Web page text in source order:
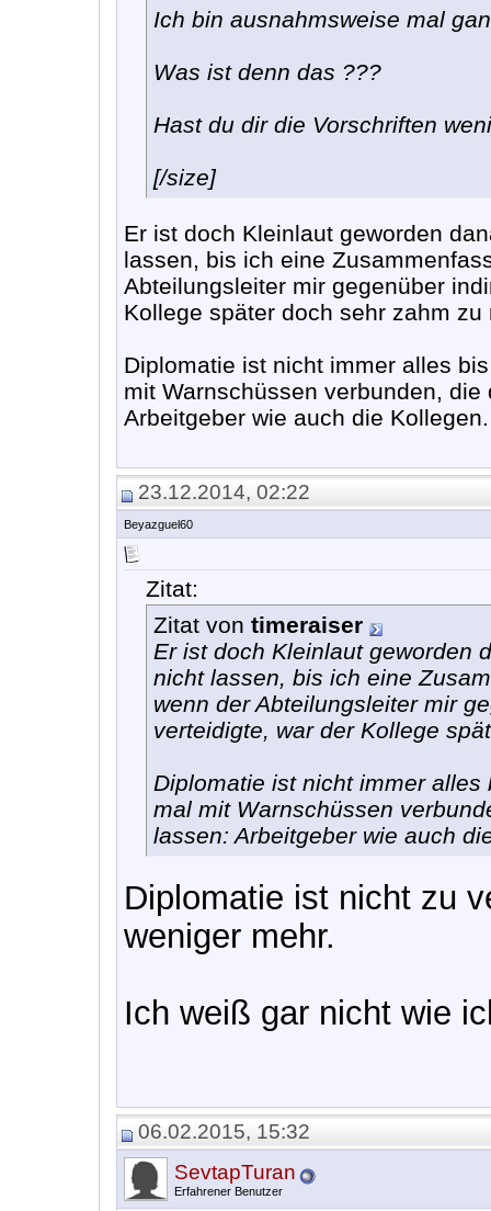
Ich bin ausnahmsweise mal
Was ist denn das ???
Hast du dir die Vorschriften
[/size]
Er ist doch Kleinlaut geworden
lassen, bis ich eine
Abteilungsleiter mir gegenüber
Kollege später doch sehr zahm
Diplomatie ist nicht immer alles
mit Warnschüssen verbunden,
Arbeitgeber wie auch die Kollegen.
23.12.2014, 02:22
Beyazguel60
Zitat:
Zitat von timeraiser
Er ist doch Kleinlaut geworden
nicht lassen, bis ich eine
wenn der Abteilungsleiter mir
verteidigte, war der Kollege
Diplomatie ist nicht immer
mal mit Warnschüssen
lassen: Arbeitgeber wie auch
Diplomatie ist nicht zu
weniger mehr.
Ich weiß gar nicht wie
06.02.2015, 15:32
SevtapTuran
Erfahrener Benutzer